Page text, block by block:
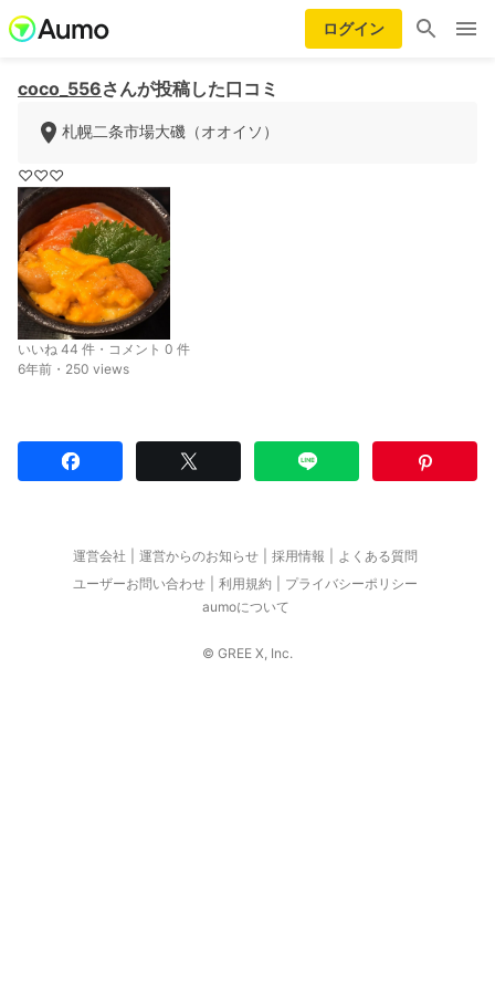
ログイン
coco_556さんが投稿した口コミ
札幌二条市場大磯（オオイソ）
♡♡♡
いいね 44 件・コメント 0 件
6年前・250 views
運営会社 運営からのお知らせ 採用情報
よくある質問
ユーザーお問い合わせ
利用規約
プライバシーポリシー
aumoについて
© GREE X, Inc.